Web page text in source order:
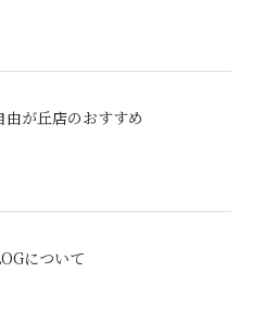
が丘店のおすすめ
について